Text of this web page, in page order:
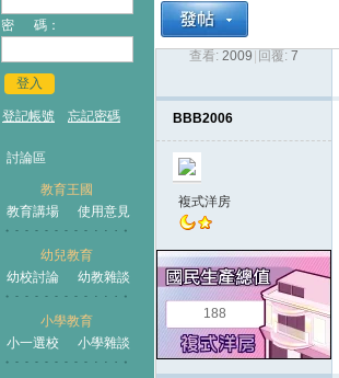
密 碼：
登入
登記帳號 忘記密碼
討論區
教育王國
教育講場
使用意見
幼兒教育
幼校討論
幼教雜談
小學教育
小一選校
小學雜談
王國
›
查看: 2009 回覆: 7
BBB2006
複式洋房
188